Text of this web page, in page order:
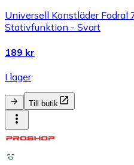
Universell Konstläder Fodral
Stativfunktion - Svart
189 kr
I lager
Till butik